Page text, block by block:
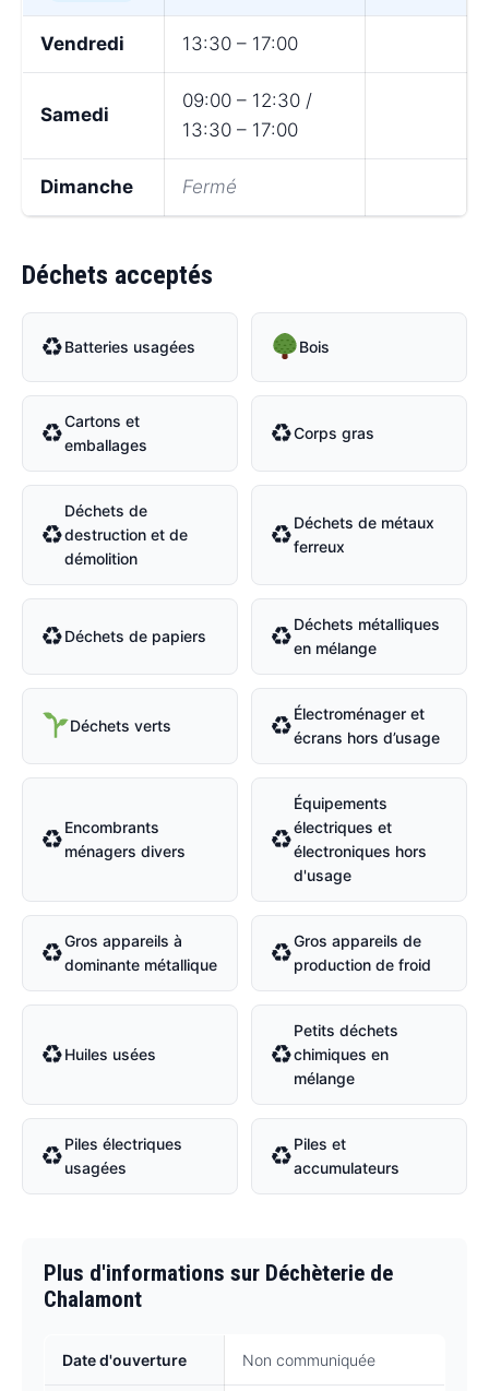
Vendredi 13:30 – 17:00
Samedi
09:00 – 12:30 /
13:30 – 17:00
Dimanche Fermé
Déchets acceptés
♻Batteries usagées Bois
♻Cartons et
emballages
♻Corps gras
♻
Déchets de
destruction et de
démolition
♻Déchets de métaux
ferreux
♻Déchets de papiers ♻Déchets métalliques
en mélange
Déchets verts ♻Électroménager et
écrans hors d’usage
♻Encombrants
ménagers divers
♻
Équipements
électriques et
électroniques hors
d'usage
♻Gros appareils à
dominante métallique
♻Gros appareils de
production de froid
♻Huiles usées ♻
Petits déchets
chimiques en
mélange
♻Piles électriques
usagées
♻Piles et
accumulateurs
Plus d'informations sur Déchèterie de
Chalamont
Date d'ouverture Non communiquée